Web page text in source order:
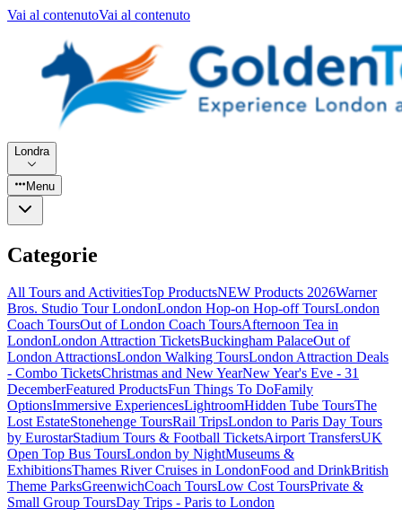
Vai al contenutoVai al contenuto
Londra
Menu
Categorie
All Tours and ActivitiesTop ProductsNEW Products 2026Warner
Bros. Studio Tour LondonLondon Hop-on Hop-off ToursLondon
Coach ToursOut of London Coach ToursAfternoon Tea in
LondonLondon Attraction TicketsBuckingham PalaceOut of
London AttractionsLondon Walking ToursLondon Attraction Deals
- Combo TicketsChristmas and New YearNew Year's Eve - 31
DecemberFeatured ProductsFun Things To DoFamily
OptionsImmersive ExperiencesLightroomHidden Tube ToursThe
Lost EstateStonehenge ToursRail TripsLondon to Paris Day Tours
by EurostarStadium Tours & Football TicketsAirport TransfersUK
Open Top Bus ToursLondon by NightMuseums &
ExhibitionsThames River Cruises in LondonFood and DrinkBritish
Theme ParksGreenwichCoach ToursLow Cost ToursPrivate &
Small Group ToursDay Trips - Paris to London